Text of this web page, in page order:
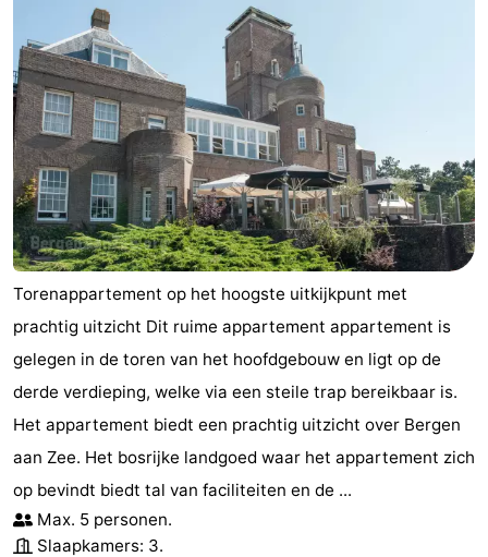
Torenappartement op het hoogste uitkijkpunt met
prachtig uitzicht Dit ruime appartement appartement is
gelegen in de toren van het hoofdgebouw en ligt op de
derde verdieping, welke via een steile trap bereikbaar is.
Het appartement biedt een prachtig uitzicht over Bergen
aan Zee. Het bosrijke landgoed waar het appartement zich
op bevindt biedt tal van faciliteiten en de ...
Max. 5 personen.
Slaapkamers: 3.